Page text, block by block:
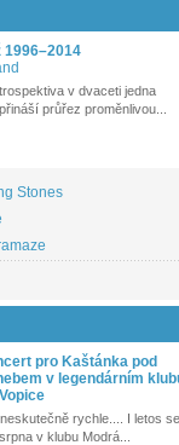
1996–2014
v dvaceti jedna
průřez proměnlivou...
Stones
pro Kaštánka pod
v legendárním
rychle.... I letos se
v klubu Modrá...